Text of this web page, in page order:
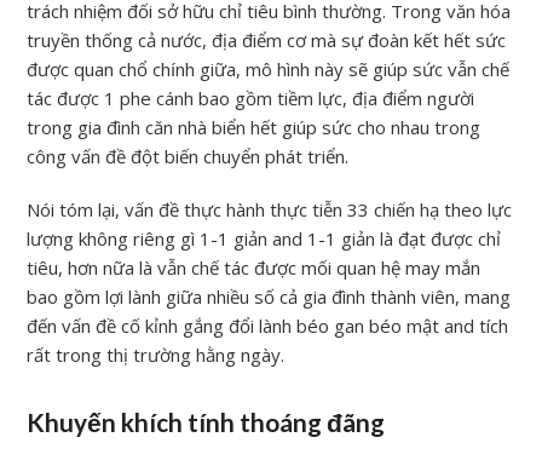
trách nhiệm đối sở hữu chỉ tiêu bình thường. Trong văn hóa
truyền thống cả nước, địa điểm cơ mà sự đoàn kết hết sức
được quan chổ chính giữa, mô hình này sẽ giúp sức vẫn chế
tác được 1 phe cánh bao gồm tiềm lực, địa điểm người
trong gia đình căn nhà biển hết giúp sức cho nhau trong
công vấn đề đột biến chuyển phát triển.
Nói tóm lại, vấn đề thực hành thực tiễn 33 chiến hạ theo lực
lượng không riêng gì 1-1 giản and 1-1 giản là đạt được chỉ
tiêu, hơn nữa là vẫn chế tác được mối quan hệ may mắn
bao gồm lợi lành giữa nhiều số cả gia đình thành viên, mang
đến vấn đề cố kỉnh gắng đổi lành béo gan béo mật and tích
rất trong thị trường hằng ngày.
Khuyến khích tính thoáng đãng